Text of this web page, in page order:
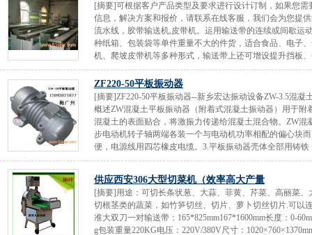
[摘要]可根据客户产品类型及要求进行设计订制，如果您
信息，解决方案和报价，请联系在线客服，我们会为您提
流水线，胶带输送机,皮带机。运用输送带的连续或间歇运
种纸箱、包装袋等单件重量不大的件货，适合食品、电子
机、爬坡皮带机等多种形式，输送带上还可增设提升挡板
ZF220-50平板振动器
[摘要]ZF220-50平板振动器--新乡宏达振动设备ZW-3.5混
概述ZW混凝土平板振动器（附着式混凝土振动器）用于
混凝土的表面贴合，将激振力传递给混凝土混合物。ZW
步电动机转子轴两端各装一个与电动机功率相配的偏心块
便，电源线用四芯橡皮电缆。3.平板振动器壳体全部用铸铁
供应西安306大型切菜机（效率高大产量
[摘要]用途：可切长条状葱、大蒜、菲黄、芹菜、高丽菜
切根茎类的蔬菜，如竹笋切丝、切片、萝卜切丝切片.可以
准大双刀一对输送带：165*825mm167*1600mm长度：0-
g包装重量220KG电压：220V/380V尺寸：